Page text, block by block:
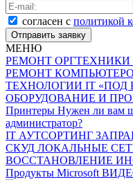
согласен с политикой
Отправить заявку
МЕНЮ
РЕМОНТ ОРГТЕХНИКИ
РЕМОНТ
ТЕХНОЛОГИИ IT «ПОД
ОБОРУДОВАНИЕ И
Принтеры Нужен ли вам
администратор?
IT АУТСОРТИНГ
СКУД ЛОКАЛЬНЫЕ
ВОССТАНОВЛЕНИЕ
Продукты Microsoft